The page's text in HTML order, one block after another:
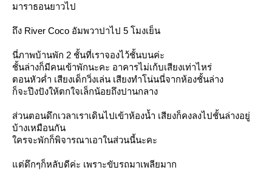
มาราธอนยาวไป
ถึง River Coco อัมพวาปาไป 5 โมงเย็น
นี่ภาพบ้านพัก 2 ชั้นที่เราจองไว้ชั้นบนค่ะ
ชั้นล่างก็มีคนเข้าพักนะคะ อาคารไม่เก้บเสียงเท่าไหร่
ตอนหัวค่ำ เสียงเด็กวิ่งเล่น เสียงทำโน่นนี่จากห้องชั้นล่าง
ก็จะปึงปังให้ตกใจเล็กน้อยถึงปานกลาง
ส่วนตอนดึกเวลาเราเดินไปเข้าห้องน้ำ เสียงก็คงลงไปชั้นล่างอยู่
บ้างเหมือนกัน
ครจะพักก็พิจารณาเอาในส่วนนี้นะคะ
ต่ดึกๆก็หลับดีค่ะ เพราะขับรถมาเพลียมาก